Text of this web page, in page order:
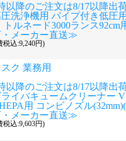
時以降のご注文は8/17以降出
洗浄機用 パイプ付き低圧
トルネード3000ランス92cm
・メーカー直送≫
税込:9,240円)
ク 業務用
時以降のご注文は8/17以降出
イバキュームクリーナー
用 コンビノズル
・メーカー直送≫
税込:9,603円)